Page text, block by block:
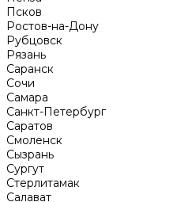
Псков
Ростов-на-Дону
Рубцовск
Рязань
Саранск
Сочи
Самара
Санкт-Петербург
Саратов
Смоленск
Сызрань
Сургут
Стерлитамак
Салават